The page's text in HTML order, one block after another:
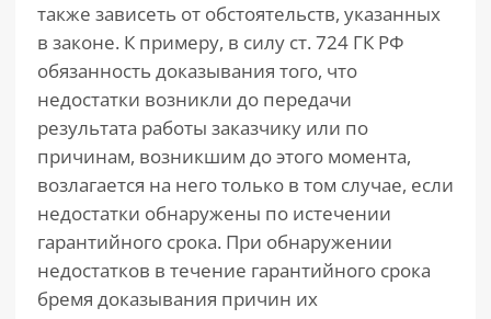
также зависеть от обстоятельств, указанных
в законе. К примеру, в силу ст. 724 ГК РФ
обязанность доказывания того, что
недостатки возникли до передачи
результата работы заказчику или по
причинам, возникшим до этого момента,
возлагается на него только в том случае, если
недостатки обнаружены по истечении
гарантийного срока. При обнаружении
недостатков в течение гарантийного срока
бремя доказывания причин их